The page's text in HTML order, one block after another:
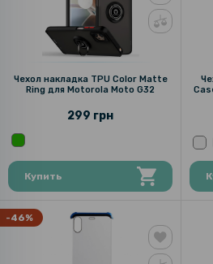
Чехол накладка TPU Color Matte
Ring для Motorola Moto G32
299 грн
Купить
-46%